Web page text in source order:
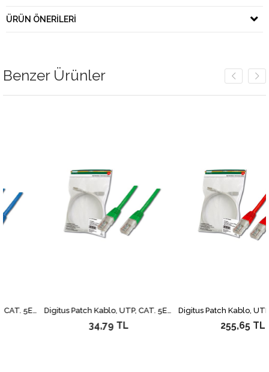
ÜRÜN ÖNERILERI
Benzer Ürünler
Digitus Patch Kablo, UTP, CAT. 5E, 2 metre, AWG 26/7, Mavi Renk, 3P sertifikalı Digitus Patch Kablo, UTP, CAT. 5E, 0.5 metre, AWG 26/7, Yeşil Renk, 3P sertifikalı
34,79 TL 255,65 TL